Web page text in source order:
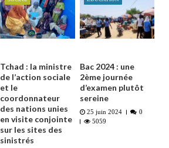
Tchad : la ministre
de l’action sociale
et le
coordonnateur
des nations unies
en visite conjointe
sur les sites des
sinistrés
Bac 2024 : une
2ème journée
d’examen plutôt
sereine
25 juin 2024
0
5059